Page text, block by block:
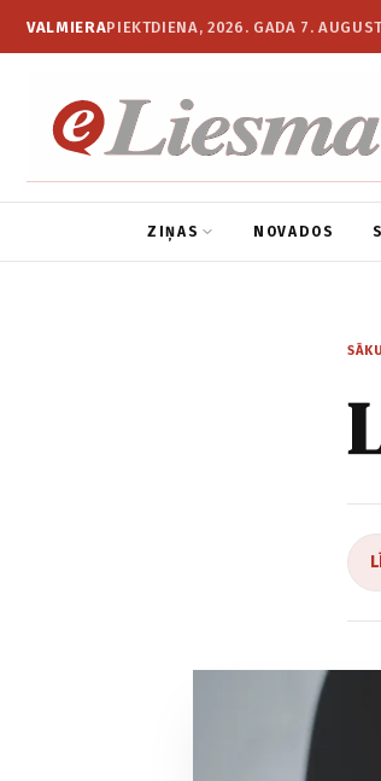
VALMIERAPIEKTDIENA, 2026. GADA 7.
ZIŅAS NOVADOS